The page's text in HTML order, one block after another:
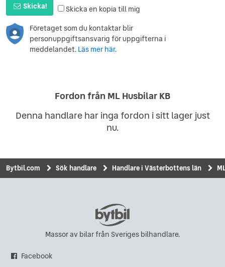
Skicka!
Skicka en kopia till mig
Företaget som du kontaktar blir
personuppgiftsansvarig för uppgifterna i
meddelandet. Läs mer här.
Fordon från ML Husbilar KB
Denna handlare har inga fordon i sitt lager just
nu.
Bytbil.com Sök handlare Handlare i Västerbottens län
Massor av bilar från Sveriges bilhandlare.
Facebook